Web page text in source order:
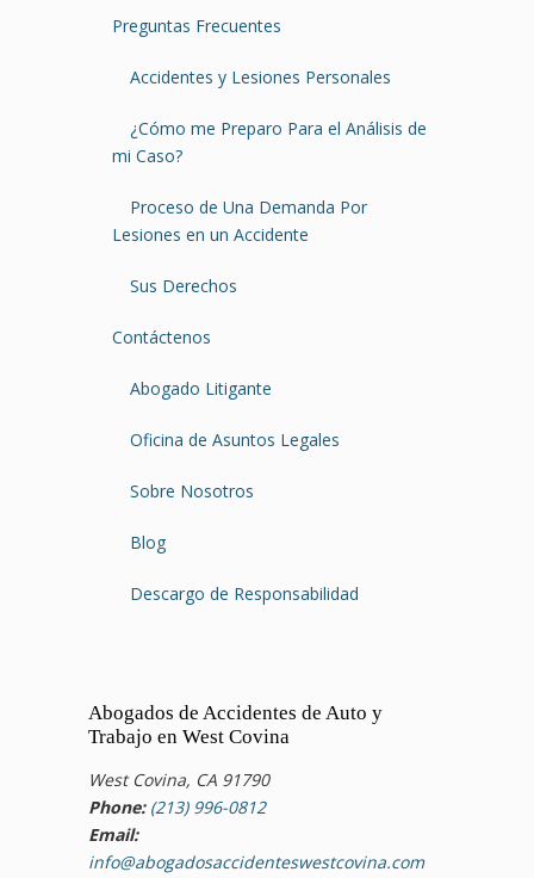
Preguntas Frecuentes
Accidentes y Lesiones Personales
¿Cómo me Preparo Para el Análisis de
mi Caso?
Proceso de Una Demanda Por
Lesiones en un Accidente
Sus Derechos
Contáctenos
Abogado Litigante
Oficina de Asuntos Legales
Sobre Nosotros
Blog
Descargo de Responsabilidad
Abogados de Accidentes de Auto y
Trabajo en West Covina
West Covina, CA 91790
Phone: (213) 996-0812
Email:
info@abogadosaccidenteswestcovina.com